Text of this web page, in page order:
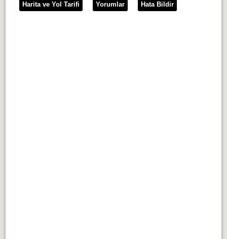
Harita ve Yol Tarifi Yorumlar Hata Bildir